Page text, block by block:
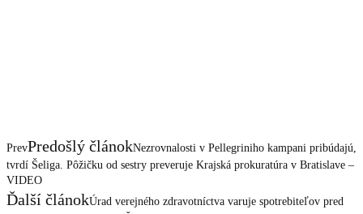
PrevPredošlý článokNezrovnalosti v Pellegriniho kampani pribúdajú,
tvrdí Šeliga. Pôžičku od sestry preveruje Krajská prokuratúra v Bratislave –
VIDEO
Ďalší článokÚrad verejného zdravotníctva varuje spotrebiteľov pred